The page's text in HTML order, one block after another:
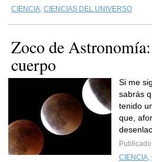
CIENCIA, CIENCIAS DEL UNIVERSO
Zoco de
cuerpo
Si me
sabrás
tenido
que,
CIENCIA,